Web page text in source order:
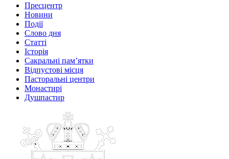
Пресцентр
Новини
Події
Слово дня
Статті
Історія
Сакральні пам’ятки
Відпустові місця
Пасторальні центри
Монастирі
Душпастир